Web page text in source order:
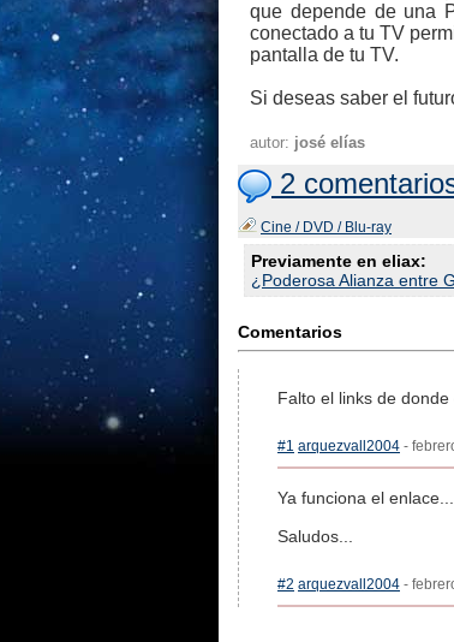
que depende de una
conectado a tu TV
pantalla de tu TV.
Si deseas saber el
autor: josé elías
2
Cine / DVD / Blu-ray
Previamente en eliax:
¿Poderosa Alianza entre
Comentarios
Falto el links de
#1 arquezvall2004 -
Ya funciona el
Saludos...
#2 arquezvall2004 -